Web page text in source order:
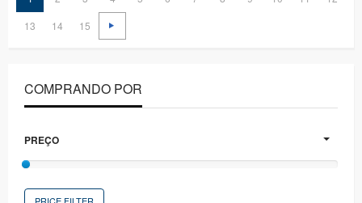
13
14 15
COMPRANDO POR
PREÇO
PRICE FILTER